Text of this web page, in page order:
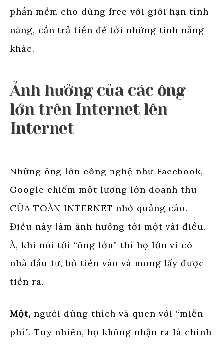
phần mềm cho dùng free với giới hạn tính
năng, cần trả tiền để tới những tính năng
khác.
Ảnh hưởng của các ông
lớn trên Internet lên
Internet
Những ông lớn công nghệ như Facebook,
Google chiếm một lượng lớn doanh thu
CỦA TOÀN INTERNET nhờ quảng cáo.
Điều này làm ảnh hưởng tới một vài điều.
À, khi nói tới “ông lớn” thì họ lớn vì có
nhà đầu tư, bỏ tiền vào và mong lấy được
tiền ra.
Một, người dùng thích và quen với “miễn
phí”. Tuy nhiên, họ không nhận ra là chính